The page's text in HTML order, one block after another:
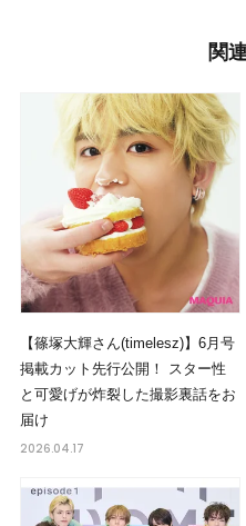
関
【篠塚大輝さん(timelesz)】6月号
掲載カット先行公開！ スター性
と可愛げが炸裂した撮影裏話をお
届け
2026.04.17